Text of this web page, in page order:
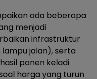
ada beberapa
menjadi
infrastruktur
jalan), serta
panen keladi
harga yang turun